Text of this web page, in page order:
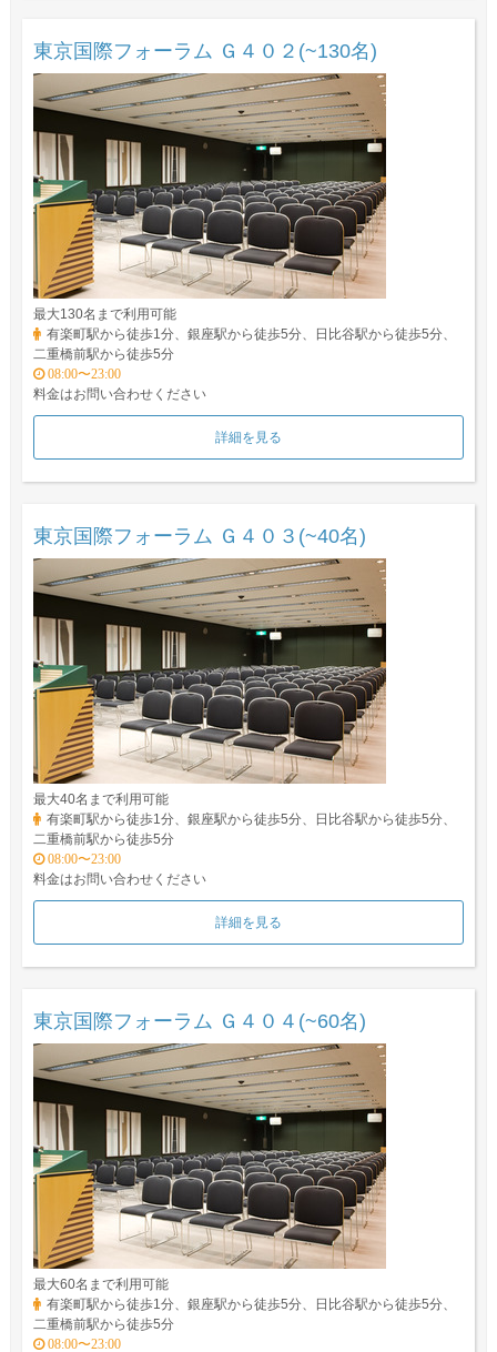
東京国際フォーラム Ｇ４０２(~130名)
最大130名まで利用可能
有楽町駅から徒歩1分、銀座駅から徒歩5分、日比谷駅から徒歩5分、
二重橋前駅から徒歩5分
08:00〜23:00
料金はお問い合わせください
詳細を見る
東京国際フォーラム Ｇ４０３(~40名)
最大40名まで利用可能
有楽町駅から徒歩1分、銀座駅から徒歩5分、日比谷駅から徒歩5分、
二重橋前駅から徒歩5分
08:00〜23:00
料金はお問い合わせください
詳細を見る
東京国際フォーラム Ｇ４０４(~60名)
最大60名まで利用可能
有楽町駅から徒歩1分、銀座駅から徒歩5分、日比谷駅から徒歩5分、
二重橋前駅から徒歩5分
08:00〜23:00